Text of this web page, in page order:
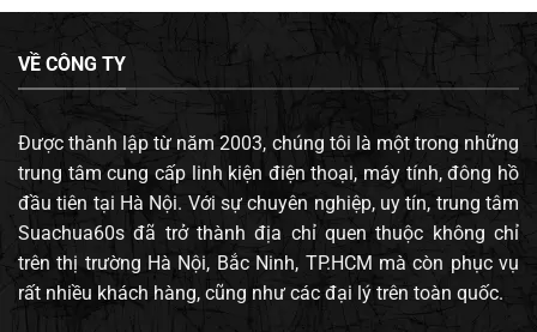
VỀ CÔNG TY
Được thành lập từ năm 2003, chúng tôi là một trong những
trung tâm cung cấp linh kiện điện thoại, máy tính, đông hồ
đầu tiên tại Hà Nội. Với sự chuyên nghiệp, uy tín, trung tâm
Suachua60s đã trở thành địa chỉ quen thuộc không chỉ
trên thị trường Hà Nội, Bắc Ninh, TP.HCM mà còn phục vụ
rất nhiều khách hàng, cũng như các đại lý trên toàn quốc.